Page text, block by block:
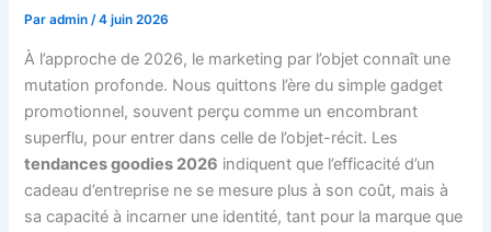
Paradmin/4 juin 2026
À l’approche de 2026, le marketing par l’objet connaît une
mutation profonde. Nous quittons l’ère du simple gadget
promotionnel, souvent perçu comme un encombrant
superflu, pour entrer dans celle de l’objet-récit. Les
tendances goodies 2026 indiquent que l’efficacité d’un
cadeau d’entreprise ne se mesure plus à son coût, mais à
sa capacité à incarner une identité, tant pour la marque que